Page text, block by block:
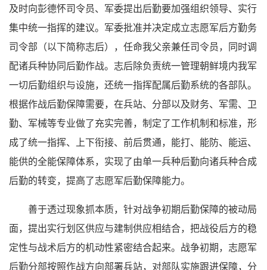
及时向彭德怀司令员、军委提出后勤要加强组织领导、实行
集中统一指挥的建议。军委批准并决定成立志愿军后方勤务
司令部（以下简称志后），任命我父亲兼任司令员，同时调
配诸兵种协同后勤作战。志后除负责统一管理朝鲜境内我军
一切后勤组织与设施，还统一指挥配属后勤系统的各部队。
根据作战后勤保障需要，在兵站、分部以及财务、军需、卫
勤、军械等专业做了充实完善，制定了工作机制和标准，形
成了统一指挥、上下衔接、前后贯通，能打、能防、能运、
能供的全能保障体系，实现了由单一兵种后勤向诸兵种合成
后勤的转变，提高了志愿军后勤保障能力。
善于透过现象抓本质，针对战争初期后勤保障的被动局
面，提出实行划区供应与建制供应相结合，把战役后方的稳
定性与战术后方的机动性紧密结合起来。战争初期，志愿军
后勤分部按照作战方向部署兵站，对部队实施跟进保障，分